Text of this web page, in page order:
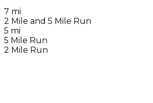
7 mi
2 Mile and 5 Mile Run
5 mi
5 Mile Run
2 Mile Run